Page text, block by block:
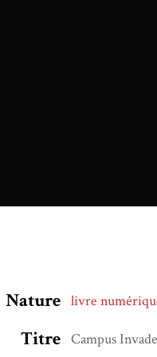
Nature livre
Titre Campus